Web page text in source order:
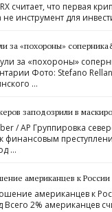
считает, что первая
инструмент для
за «похороны»
за «похороны»
Фото: Stefano
…
заподозрили в
/ AP Группировка
финансовым
…
американцев к России
американцев к
Всего 2% американцев